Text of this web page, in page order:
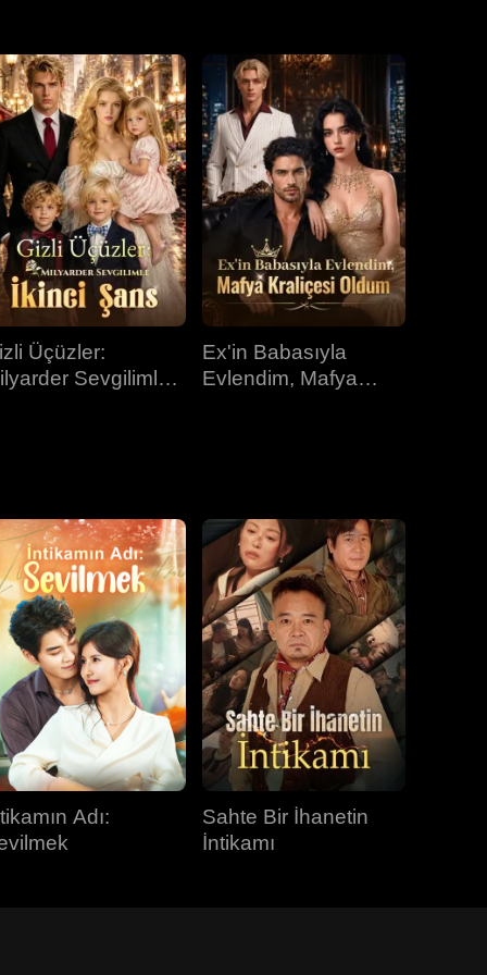
34.bölüm 35.bölüm 36.bölüm
37.bölüm 38.bölüm 39.bölüm
40.bölüm
Üçüzler:
Sevgilimle
Ex'in Babasıyla
Evlendim, Mafya
Adı:
Sahte Bir İhanetin
İntikamı